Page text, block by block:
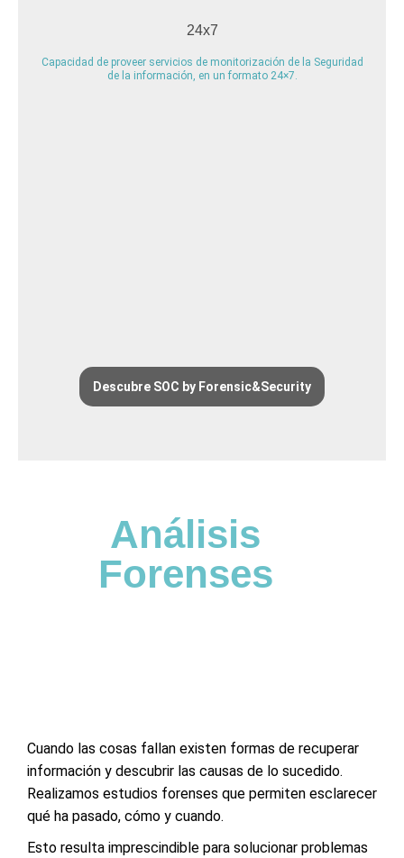
24x7
Capacidad de proveer servicios de monitorización de la Seguridad
de la información, en un formato 24×7.
Descubre SOC by Forensic&Security
Análisis
Forenses
Cuando las cosas fallan existen formas de recuperar
información y descubrir las causas de lo sucedido.
Realizamos estudios forenses que permiten esclarecer
qué ha pasado, cómo y cuando.
Esto resulta imprescindible para solucionar problemas